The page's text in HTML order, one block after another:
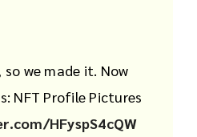
we made it. Now
NFT Profile Pictures
HFyspS4cQW